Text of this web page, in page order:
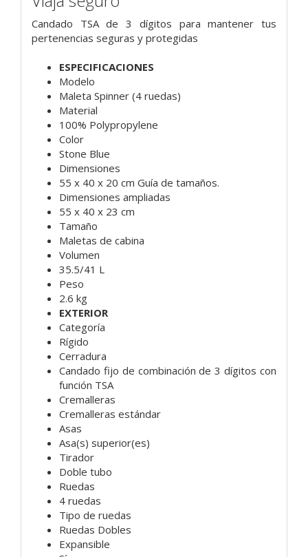
Candado TSA de 3 dígitos para mantener tus
pertenencias seguras y protegidas
ESPECIFICACIONES
Modelo
Maleta Spinner (4 ruedas)
Material
100% Polypropylene
Color
Stone Blue
Dimensiones
55 x 40 x 20 cm Guía de tamaños.
Dimensiones ampliadas
55 x 40 x 23 cm
Tamaño
Maletas de cabina
Volumen
35.5/41 L
Peso
2.6 kg
EXTERIOR
Categoría
Rígido
Cerradura
Candado fijo de combinación de 3 dígitos con
función TSA
Cremalleras
Cremalleras estándar
Asas
Asa(s) superior(es)
Tirador
Doble tubo
Ruedas
4 ruedas
Tipo de ruedas
Ruedas Dobles
Expansible